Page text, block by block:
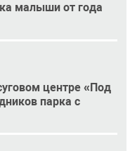
малыши от года
центре «Под
парка с